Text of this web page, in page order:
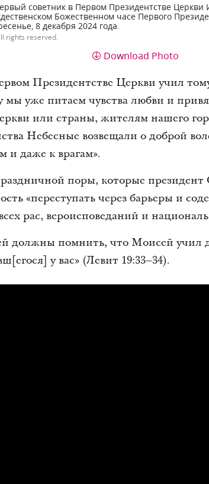
советник в Первом Президентстве Церкви
Божественном часе Первого
8 декабря 2024 года.
rights reserved.
Download Photo
Президентстве Церкви учил
мы уже питаем чувства любви и
или страны, жителям нашего
Небесные возвещали о доброй
и даже к врагам».
поры, которые президент
«переступать через барьеры и
рас, вероисповеданий и
должны помнить, что Моисей учил
у вас» (Левит 19:33–34).